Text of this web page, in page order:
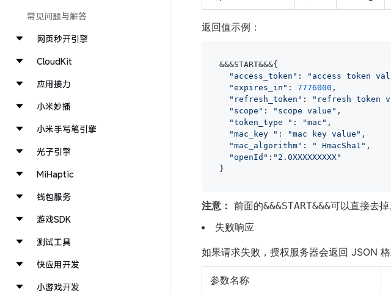
常见问题与解答
网页秒开引擎
CloudKit
应用接力
小米妙播
小米手写笔引擎
光子引擎
MiHaptic
钱包服务
游戏SDK
测试工具
快应用开发
小游戏开发
返回值示例：
&&&START&&&{
"access_token" : "access token
"expires_in" : 7776000 ,
"refresh_token" : "refresh token
"scope" : "scope value" ,
"token_type " : "mac" ,
"mac_key " : "mac key value" ,
"mac_algorithm" : " HmacSha1" ,
"openId" : "2.0XXXXXXXXX"
注意： 前面的&&&START&&&可以直接去掉
失败响应
如果请求失败，授权服务器会返回 JSON 格
参数名称